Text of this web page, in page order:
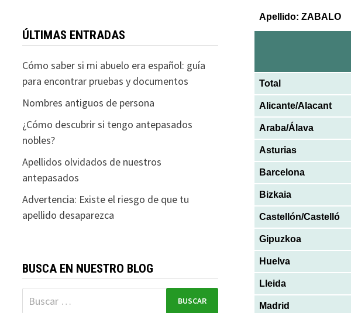
ÚLTIMAS ENTRADAS
Cómo saber si mi abuelo era español: guía
para encontrar pruebas y documentos
Nombres antiguos de persona
¿Cómo descubrir si tengo antepasados
nobles?
Apellidos olvidados de nuestros
antepasados
Advertencia: Existe el riesgo de que tu
apellido desaparezca
BUSCA EN NUESTRO BLOG